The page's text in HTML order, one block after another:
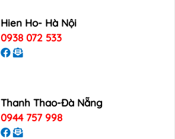
Hien Ho- Hà Nội
0938 072 533
Thanh Thao-Đà Nẵng
0944 757 998